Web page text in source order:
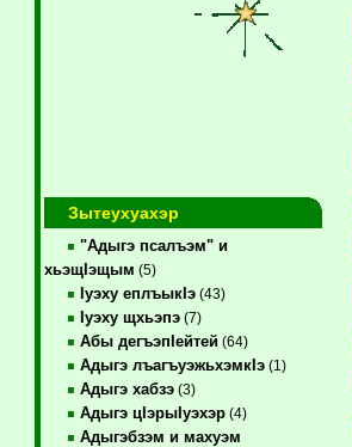
Зытеухуахэр
"Адыгэ псалъэм" и
хьэщIэщым (5)
Iуэху еплъыкIэ(43)
Iуэху щхьэпэ(7)
Абы дегъэпIейтей(64)
Адыгэ лъагъуэжьхэмкIэ(1)
Адыгэ хабзэ(3)
Адыгэ цIэрыIуэхэр(4)
Адыгэбзэм и махуэм